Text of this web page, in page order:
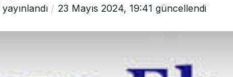
yayınlandı 23 Mayıs 2024, 19:41 güncellendi